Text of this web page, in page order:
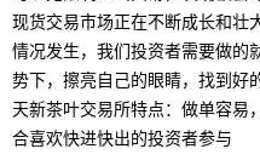
现货交易市场正在不断成长和壮
情况发生，我们投资者需要做的
势下，擦亮自己的眼睛，找到好
天新茶叶交易所特点：做单容易
合喜欢快进快出的投资者参与